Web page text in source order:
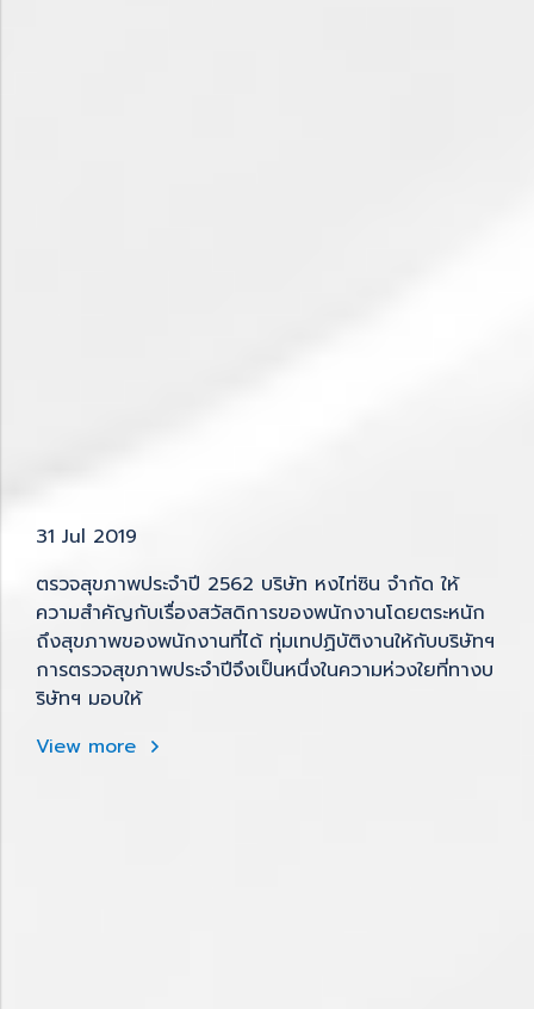
31 Jul 2019
ตรวจสุขภาพประจำปี 2562 บริษัท หงไท่ซิน จำกัด ให้
ความสำคัญกับเรื่องสวัสดิการของพนักงานโดยตระหนัก
ถึงสุขภาพของพนักงานที่ได้ ทุ่มเทปฏิบัติงานให้กับบริษัทฯ
การตรวจสุขภาพประจำปีจึงเป็นหนึ่งในความห่วงใยที่ทางบ
ริษัทฯ มอบให้
View more